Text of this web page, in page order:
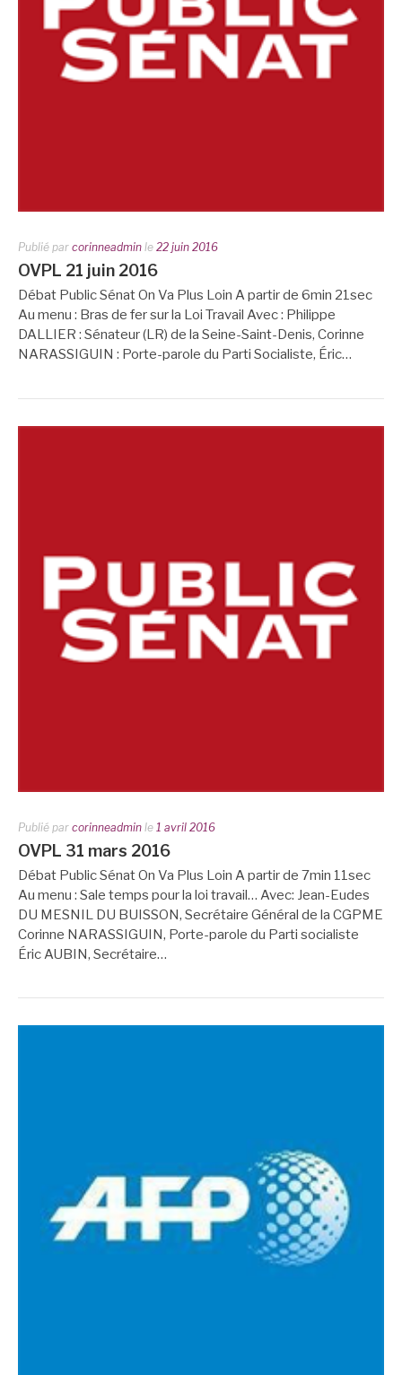
Publié par corinneadmin le 22 juin 2016
OVPL 21 juin 2016
Débat Public Sénat On Va Plus Loin A partir de 6min 21sec
Au menu : Bras de fer sur la Loi Travail Avec : Philippe
DALLIER : Sénateur (LR) de la Seine-Saint-Denis, Corinne
NARASSIGUIN : Porte-parole du Parti Socialiste, Éric…
Publié par corinneadmin le 1 avril 2016
OVPL 31 mars 2016
Débat Public Sénat On Va Plus Loin A partir de 7min 11sec
Au menu : Sale temps pour la loi travail… Avec: Jean-Eudes
DU MESNIL DU BUISSON, Secrétaire Général de la CGPME
Corinne NARASSIGUIN, Porte-parole du Parti socialiste
Éric AUBIN, Secrétaire…